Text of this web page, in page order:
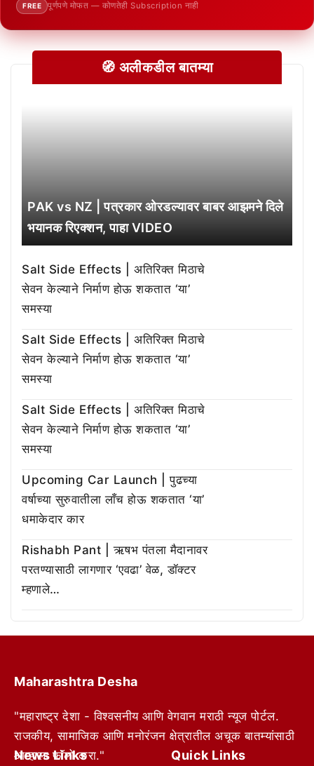
FREE पूर्णपणे मोफत — कोणतेही Subscription नाही
🧭 अलीकडील बातम्या
PAK vs NZ | पत्रकार ओरडल्यावर बाबर आझमने दिले
भयानक रिएक्शन, पाहा VIDEO
Salt Side Effects | अतिरिक्त मिठाचे
सेवन केल्याने निर्माण होऊ शकतात ‘या’
समस्या
Salt Side Effects | अतिरिक्त मिठाचे
सेवन केल्याने निर्माण होऊ शकतात ‘या’
समस्या
Salt Side Effects | अतिरिक्त मिठाचे
सेवन केल्याने निर्माण होऊ शकतात ‘या’
समस्या
Upcoming Car Launch | पुढच्या
वर्षाच्या सुरुवातीला लाँच होऊ शकतात ‘या’
धमाकेदार कार
Rishabh Pant | ऋषभ पंतला मैदानावर
परतण्यासाठी लागणार ‘एवढा’ वेळ, डॉक्टर
म्हणाले…
Maharashtra Desha
"महाराष्ट्र देशा - विश्वसनीय आणि वेगवान मराठी न्यूज पोर्टल.
राजकीय, सामाजिक आणि मनोरंजन क्षेत्रातील अचूक बातम्यांसाठी
आम्हाला फॉलो करा."
News Links Quick Links